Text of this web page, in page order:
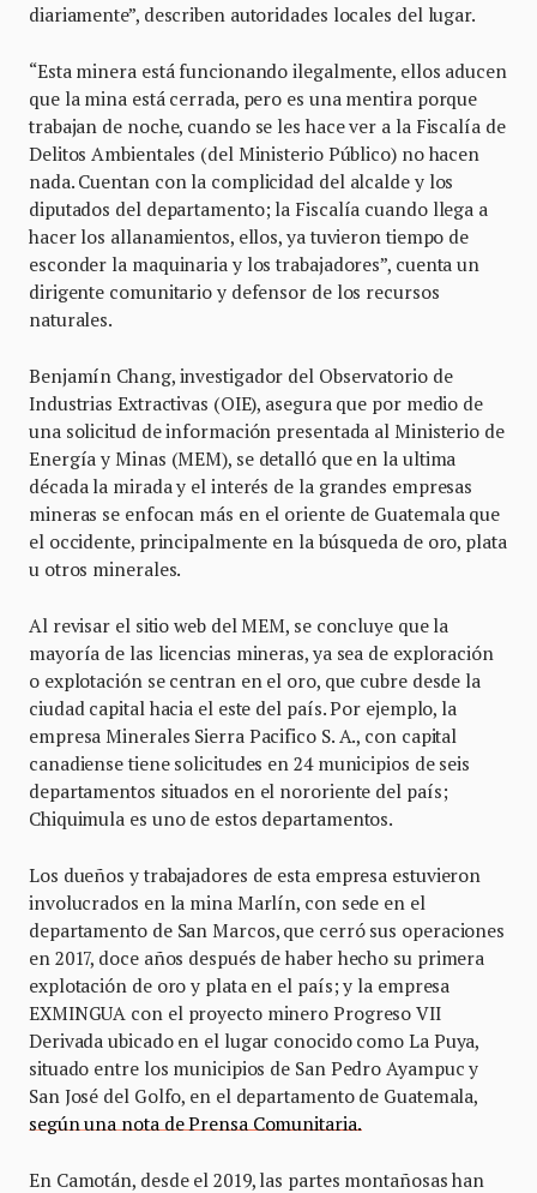
diariamente”, describen autoridades locales del lugar.
“Esta minera está funcionando ilegalmente, ellos aducen
que la mina está cerrada, pero es una mentira porque
trabajan de noche, cuando se les hace ver a la Fiscalía de
Delitos Ambientales (del Ministerio Público) no hacen
nada. Cuentan con la complicidad del alcalde y los
diputados del departamento; la Fiscalía cuando llega a
hacer los allanamientos, ellos, ya tuvieron tiempo de
esconder la maquinaria y los trabajadores”, cuenta un
dirigente comunitario y defensor de los recursos
naturales.
Benjamín Chang, investigador del Observatorio de
Industrias Extractivas (OIE), asegura que por medio de
una solicitud de información presentada al Ministerio de
Energía y Minas (MEM), se detalló que en la ultima
década la mirada y el interés de la grandes empresas
mineras se enfocan más en el oriente de Guatemala que
el occidente, principalmente en la búsqueda de oro, plata
u otros minerales.
Al revisar el sitio web del MEM, se concluye que la
mayoría de las licencias mineras, ya sea de exploración
o explotación se centran en el oro, que cubre desde la
ciudad capital hacia el este del país. Por ejemplo, la
empresa Minerales Sierra Pacifico S. A., con capital
canadiense tiene solicitudes en 24 municipios de seis
departamentos situados en el nororiente del país;
Chiquimula es uno de estos departamentos.
Los dueños y trabajadores de esta empresa estuvieron
involucrados en la mina Marlín, con sede en el
departamento de San Marcos, que cerró sus operaciones
en 2017, doce años después de haber hecho su primera
explotación de oro y plata en el país; y la empresa
EXMINGUA con el proyecto minero Progreso VII
Derivada ubicado en el lugar conocido como La Puya,
situado entre los municipios de San Pedro Ayampuc y
San José del Golfo, en el departamento de Guatemala,
según una nota de Prensa Comunitaria.
En Camotán, desde el 2019, las partes montañosas han